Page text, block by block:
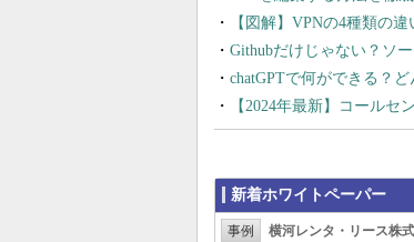
【図解】VPNの4種類の
Githubだけじゃない？ソ
chatGPTで何ができる？
【2024年最新】コール
新着ホワイトペーパー
事例 横河レンタ・リース株